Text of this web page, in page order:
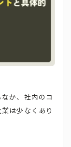
か、社内のコ
は少なくあり